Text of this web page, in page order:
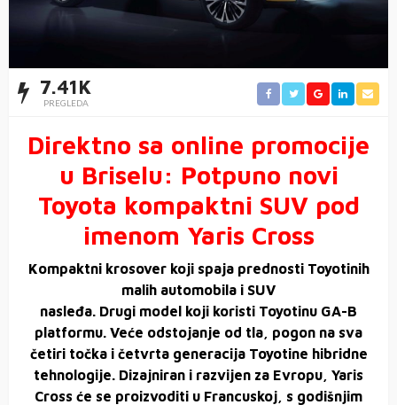
7.41K
PREGLEDA
Direktno sa online promocije
u Briselu: Potpuno novi
Toyota kompaktni SUV pod
imenom Yaris Cross
Kompaktni krosover koji spaja prednosti Toyotinih
malih automobila i SUV
nasleđa. Drugi model koji koristi Toyotinu GA-B
platformu. Veće odstojanje od tla, pogon na sva
četiri točka i četvrta generacija Toyotine hibridne
tehnologije. Dizajniran i razvijen za Evropu, Yaris
Cross će se proizvoditi u Francuskoj, s godišnjim